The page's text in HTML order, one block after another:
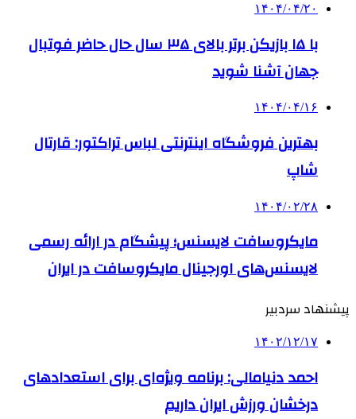
۱۴۰۴/۰۴/۲۰
با ۱۵ بازیکن برتر بالای ۳۵ سال حال حاضر فوتبال
جهان آشنا شوید
۱۴۰۴/۰۴/۱۶
بهترین فروشگاه اینترنتی لباس تراکتور: قارتال
شاپ
۱۴۰۴/۰۲/۲۸
مایکروسافت لایسنس؛ پیشگام در ارائه رسمی
لایسنس‌های اورجینال مایکروسافت در ایران
پیشنهاد سردبیر
۱۴۰۲/۱۲/۱۷
احمد دنیامالی: برنامه‌ ویژه‌ای برای استعدادهای
درخشان ورزش ایران داریم